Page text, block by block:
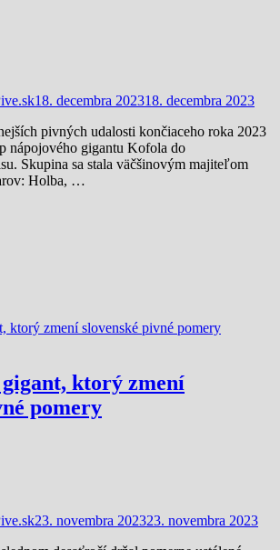
18. decembra 202318. decembra 2023
pivných udalosti končiaceho roka 2023
nápojového gigantu Kofola do
Skupina sa stala väčšinovým majiteľom
Holba, …
ktorý zmení
pomery
23. novembra 202323. novembra 2023